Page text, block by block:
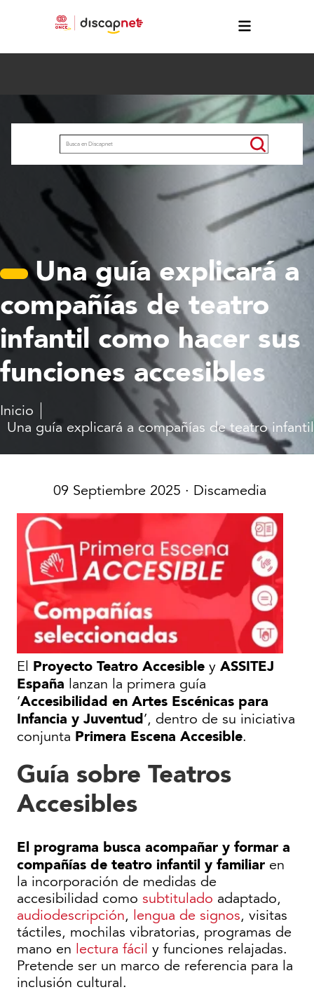
Una guía explicará a
compañías de teatro
infantil como hacer sus
funciones accesibles
Inicio
Una guía explicará a compañías de teatro
09 Septiembre 2025 · Discamedia
El Proyecto Teatro Accesible y ASSITEJ
España lanzan la primera guía
‘Accesibilidad en Artes Escénicas para
Infancia y Juventud’, dentro de su iniciativa
conjunta Primera Escena Accesible.
Guía sobre Teatros
Accesibles
El programa busca acompañar y formar a
compañías de teatro infantil y familiar en
la incorporación de medidas de
accesibilidad como subtitulado adaptado,
audiodescripción, lengua de signos, visitas
táctiles, mochilas vibratorias, programas de
mano en lectura fácil y funciones relajadas.
Pretende ser un marco de referencia para la
inclusión cultural.